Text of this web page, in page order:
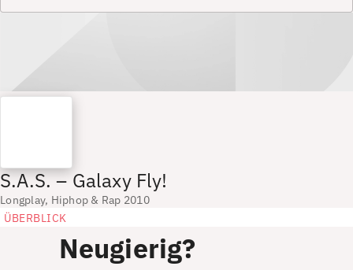
S.A.S. – Galaxy Fly!
Longplay, Hiphop & Rap 2010
ÜBERBLICK
Neugierig?